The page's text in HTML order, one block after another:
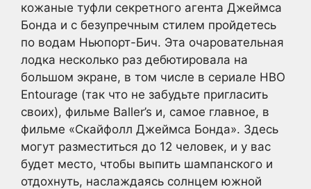
кожаные туфли секретного агента Джеймса
Бонда и с безупречным стилем пройдетесь
по водам Ньюпорт-Бич. Эта очаровательная
лодка несколько раз дебютировала на
большом экране, в том числе в сериале HBO
Entourage (так что не забудьте пригласить
своих), фильме Baller’s и, самое главное, в
фильме «Скайфолл Джеймса Бонда». Здесь
могут разместиться до 12 человек, и у вас
будет место, чтобы выпить шампанского и
отдохнуть, наслаждаясь солнцем южной